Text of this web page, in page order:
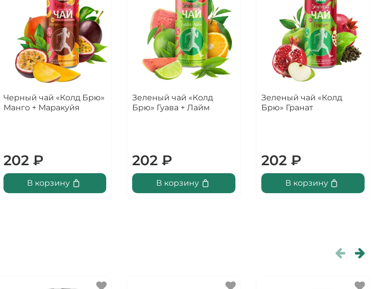
Черный чай «Колд Брю»
Манго + Маракуйя
202 ₽
В корзину
Зеленый чай «Колд
Брю» Гуава + Лайм
202 ₽
В корзину
Зеленый чай «Колд
Брю» Гранат
202 ₽
В корзину